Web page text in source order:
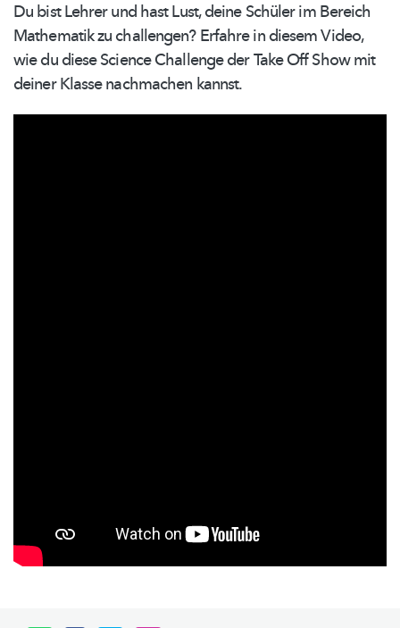
Du bist Lehrer und hast Lust, deine Schüler im Bereich
Mathematik zu challengen? Erfahre in diesem Video,
wie du diese Science Challenge der Take Off Show mit
deiner Klasse nachmachen kannst.